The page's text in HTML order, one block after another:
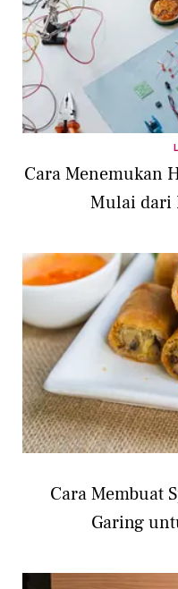
Cara Menemukan
Mulai dari
Cara Membuat
Garing